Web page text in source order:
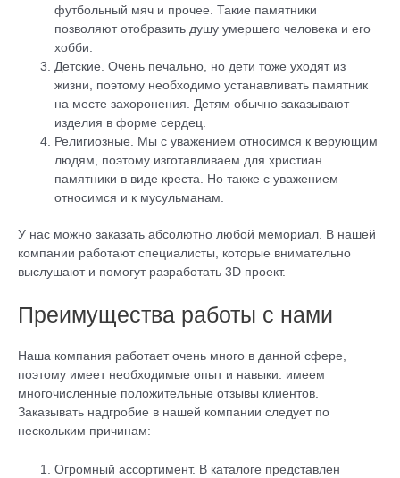
футбольный мяч и прочее. Такие памятники
позволяют отобразить душу умершего человека и его
хобби.
Детские. Очень печально, но дети тоже уходят из
жизни, поэтому необходимо устанавливать памятник
на месте захоронения. Детям обычно заказывают
изделия в форме сердец.
Религиозные. Мы с уважением относимся к верующим
людям, поэтому изготавливаем для христиан
памятники в виде креста. Но также с уважением
относимся и к мусульманам.
У нас можно заказать абсолютно любой мемориал. В нашей
компании работают специалисты, которые внимательно
выслушают и помогут разработать 3D проект.
Преимущества работы с нами
Наша компания работает очень много в данной сфере,
поэтому имеет необходимые опыт и навыки. имеем
многочисленные положительные отзывы клиентов.
Заказывать надгробие в нашей компании следует по
нескольким причинам:
Огромный ассортимент. В каталоге представлен